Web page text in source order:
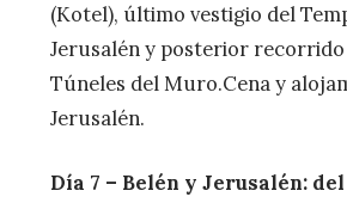
(Kotel), último vestigio del
Jerusalén y posterior
Túneles del Muro.Cena y
Jerusalén.
Día 7 – Belén y Jerusalén: